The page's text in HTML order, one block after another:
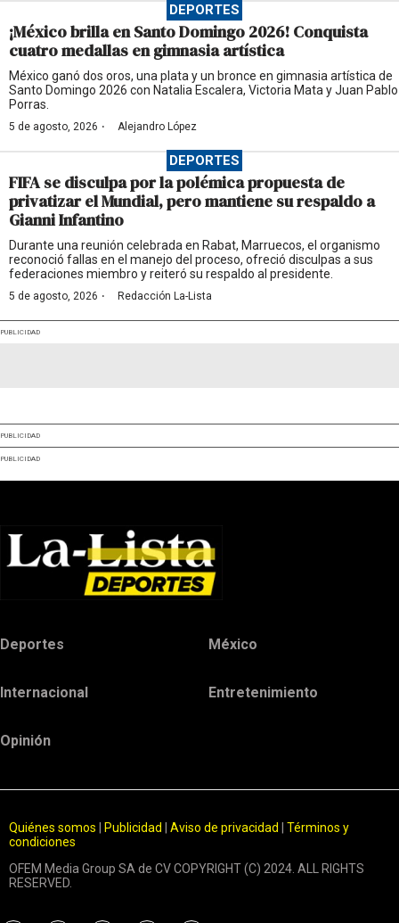
DEPORTES
¡México brilla en Santo Domingo 2026! Conquista
cuatro medallas en gimnasia artística
México ganó dos oros, una plata y un bronce en gimnasia artística de
Santo Domingo 2026 con Natalia Escalera, Victoria Mata y Juan Pablo
Porras.
5 de agosto, 2026 · Alejandro López
DEPORTES
FIFA se disculpa por la polémica propuesta de
privatizar el Mundial, pero mantiene su respaldo a
Gianni Infantino
Durante una reunión celebrada en Rabat, Marruecos, el organismo
reconoció fallas en el manejo del proceso, ofreció disculpas a sus
federaciones miembro y reiteró su respaldo al presidente.
5 de agosto, 2026 · Redacción La-Lista
PUBLICIDAD
PUBLICIDAD
PUBLICIDAD
Deportes México
Internacional Entretenimiento
Opinión
Quiénes somos Publicidad Aviso de privacidad
Términos y
condiciones
OFEM Media Group SA de CV COPYRIGHT (C) 2024. ALL RIGHTS
RESERVED.